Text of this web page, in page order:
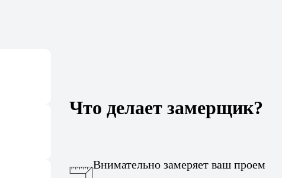
Что делает замерщик?
Внимательно замеряет ваш проем